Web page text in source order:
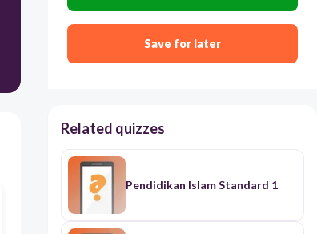
Save for later
Related quizzes
Pendidikan Islam Standard 1